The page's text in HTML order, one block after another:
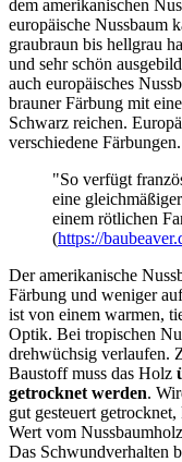
dem amerikanischen
europäische Nussbaum
graubraun bis hellgrau
und sehr schön
auch europäisches
brauner Färbung mit
Schwarz reichen.
verschiedene Färbungen.
"So verfügt
eine
einem rötlichen
(https://
Der amerikanische
Färbung und weniger
ist von einem warmen,
Optik. Bei tropischen
drehwüchsig verlaufen.
Baustoff muss das Holz
getrocknet werden.
gut gesteuert
Wert vom
Das Schwundverhalten